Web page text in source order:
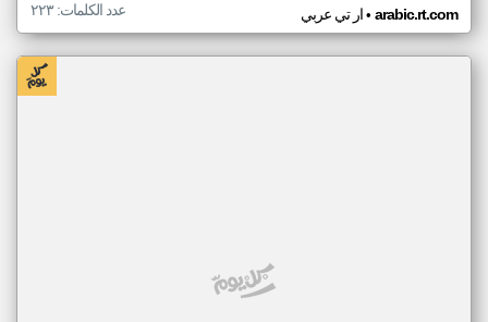
ار تي عربي• arabic.rt.com عدد الكلمات: ٢٢٣